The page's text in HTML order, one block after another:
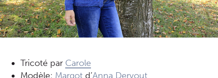
Tricoté par Carole
Modèle: Margot d’Anna Dervout